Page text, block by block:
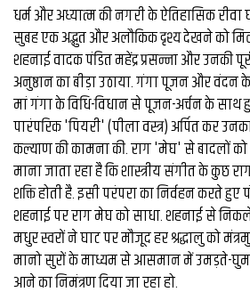
देश
धर्म और अध्‍यात्‍म की नगरी के ऐतिहासिक
सुबह एक अद्भुत और अलौकिक दृश्य देखने को
शहनाई वादक पंडित महेंद्र प्रसन्ना और उनकी
अनुष्ठान का बीड़ा उठाया. गंगा पूजन और वंदन
मां गंगा के विधि-विधान से पूजन-अर्चन के साथ
पारंपरिक 'पियरी' (पीला वस्त्र) अर्पित कर
कल्याण की कामना की. ​राग 'मेघ' से बादलों
माना जाता रहा है कि शास्त्रीय संगीत के कुछ
शक्ति होती है. इसी परंपरा का निर्वहन करते हुए
शहनाई पर राग मेघ को साधा. शहनाई से
मधुर स्वरों ने घाट पर मौजूद हर श्रद्धालु को
मानो सुरों के माध्यम से आसमान में उमड़ते-
आने का निमंत्रण दिया जा रहा हो.